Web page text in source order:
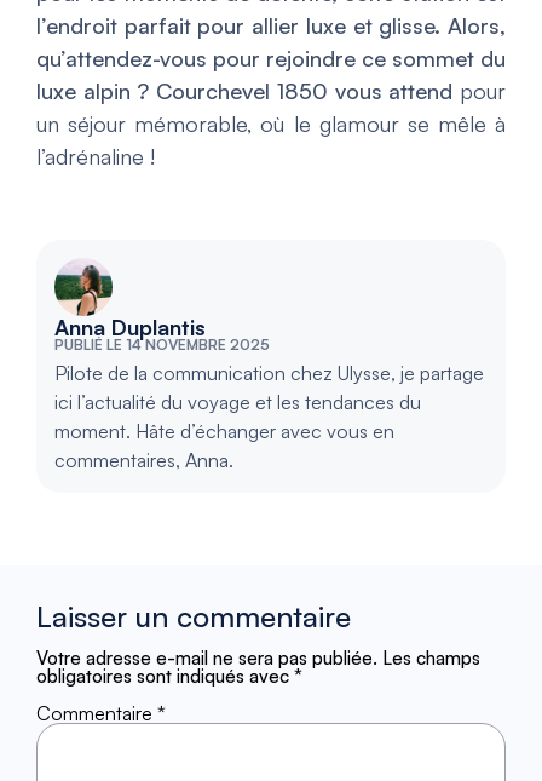
l’endroit parfait pour allier luxe et glisse. Alors,
qu’attendez-vous pour rejoindre ce sommet du
luxe alpin ? Courchevel 1850 vous attend pour
un séjour mémorable, où le glamour se mêle à
l’adrénaline !
Anna Duplantis
PUBLIÉ LE 14 NOVEMBRE 2025
Pilote de la communication chez Ulysse, je partage
ici l’actualité du voyage et les tendances du
moment. Hâte d’échanger avec vous en
commentaires, Anna.
Laisser un commentaire
Votre adresse e-mail ne sera pas publiée. Les champs
obligatoires sont indiqués avec *
Commentaire *